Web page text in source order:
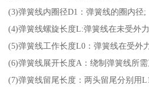
(3)弹簧线内圈径D1：弹簧线的圈内径;
(4)弹簧线螺旋长度L:弹簧线在未受外
(5)弹簧线工作长度L0：弹簧线在受外
(6)弹簧线展开长度A：绕制弹簧线所
(7)弹簧线留尾长度：两头留尾分别用